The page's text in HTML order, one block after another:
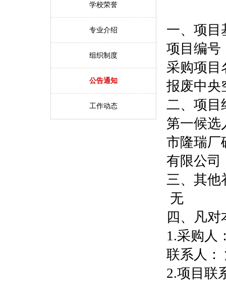
学校荣誉
专业介绍
组织制度
公告通知
工作动态
一、 项目
项目编号
采购项目
报废中央
二、项目
第一候选
市隆瑞厂
有限公司
三、其他
无
四、凡
1.采购人
联系人：
2.项目